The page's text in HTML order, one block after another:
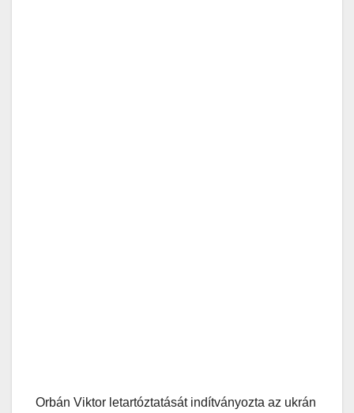
Orbán Viktor letartóztatását indítványozta az ukrán